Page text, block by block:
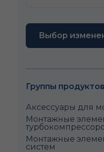
Выбор
Группы продуктов
Аксессуары для
Монтажные
Монтажные
систем